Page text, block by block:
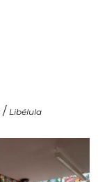
/ Libélula